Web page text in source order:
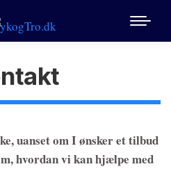
uanset om I ønsker et tilbud
hvordan vi kan hjælpe med